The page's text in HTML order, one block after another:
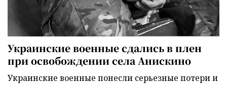
Украинские военные сдались в плен
при освобождении села Анискино
Украинские военные понесли серьезные потери и